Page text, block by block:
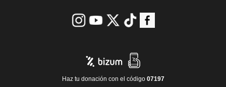
Haz tu donación con el código 07197